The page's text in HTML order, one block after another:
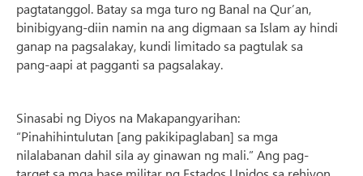
pagtatanggol. Batay sa mga turo ng Banal na Qur’an,
binibigyang-diin namin na ang digmaan sa Islam ay hindi
ganap na pagsalakay, kundi limitado sa pagtulak sa
pang-aapi at pagganti sa pagsalakay.
Sinasabi ng Diyos na Makapangyarihan:
“Pinahihintulutan [ang pakikipaglaban] sa mga
nilalabanan dahil sila ay ginawan ng mali.” Ang pag-